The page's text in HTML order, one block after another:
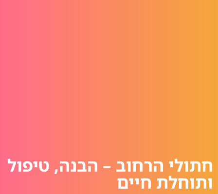
חתולי הרחוב – הבנה, טיפול
ותוחלת חיים